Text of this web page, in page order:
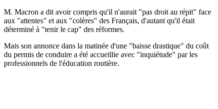
M. Macron a dit avoir compris qu'il n'aurait "pas droit au répit" face
aux "attentes" et aux "colères" des Français, d'autant qu'il était
déterminé à "tenir le cap" des réformes.
Mais son annonce dans la matinée d'une "baisse drastique" du coût
du permis de conduire a été accueillie avec "inquiétude" par les
professionnels de l'éducation routière.